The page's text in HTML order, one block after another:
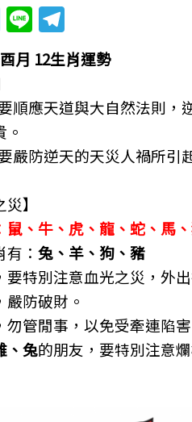
M
e
ss
e
n
g
er
Li
n
e
el
e
gr
a
m
月 12生肖運勢
順應天道與大自然法則，
嚴防逆天的天災人禍所引
】
鼠、牛、虎、龍、蛇、馬
： 兔、羊、狗、豬
要特別注意血光之災，外
嚴防破財。
勿管閒事，以免受牽連陷
、兔的朋友，要特別注意